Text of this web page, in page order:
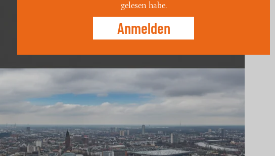
gelesen habe.